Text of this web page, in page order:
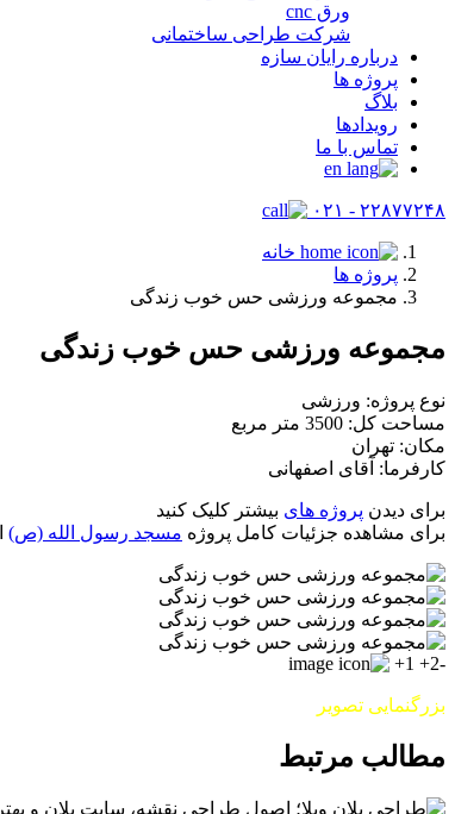
ورق cnc
شرکت طراحی ساختمانی
درباره رایان سازه
پروژه ها
بلاگ
رویدادها
تماس با ما
۲۲۸۷۷۲۴۸ - ۰۲۱
خانه
پروژه ها
مجموعه ورزشی حس خوب زندگی
مجموعه ورزشی حس خوب زندگی
نوع پروژه: ورزشی
مساحت کل: 3500 متر مربع
مکان: تهران
کارفرما: آقای اصفهانی
برای دیدن پروژه های بیشتر کلیک کنید
برای مشاهده جزئیات کامل پروژه مسجد رسول الله (ص)
-2+
1+
بزرگنمایی تصویر
مطالب مرتبط